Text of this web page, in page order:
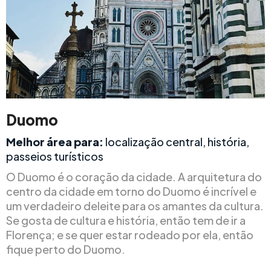
Duomo
Melhor área para: localização central, história,
passeios turísticos
O Duomo é o coração da cidade. A arquitetura do
centro da cidade em torno do Duomo é incrível e
um verdadeiro deleite para os amantes da cultura.
Se gosta de cultura e história, então tem de ir a
Florença; e se quer estar rodeado por ela, então
fique perto do Duomo.